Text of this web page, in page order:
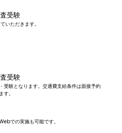
受験
いただきます。
受験
受験となります。交通費支給条件は面接予約
。
での実施も可能です。